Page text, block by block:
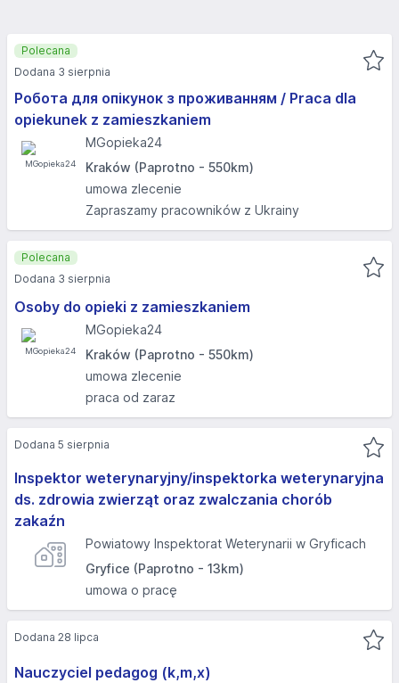
Робота для опікунок з проживанням / Praca dla
opiekunek z zamieszkaniem
MGopieka24
Kraków (Paprotno - 550km)
umowa zlecenie
Zapraszamy pracowników z Ukrainy
Polecana
Dodana 3 sierpnia
Osoby do opieki z zamieszkaniem
MGopieka24
Kraków (Paprotno - 550km)
umowa zlecenie
praca od zaraz
Polecana
Dodana 3 sierpnia
Inspektor weterynaryjny/inspektorka weterynaryjna
ds. zdrowia zwierząt oraz zwalczania chorób
zakaźn
Powiatowy Inspektorat Weterynarii w Gryficach
Gryfice (Paprotno - 13km)
umowa o pracę
Dodana 5 sierpnia
Nauczyciel pedagog (k,m,x)
Dodana 28 lipca